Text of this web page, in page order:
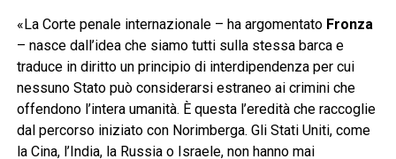
«La Corte penale internazionale – ha argomentato Fronza
– nasce dall’idea che siamo tutti sulla stessa barca e
traduce in diritto un principio di interdipendenza per cui
nessuno Stato può considerarsi estraneo ai crimini che
offendono l’intera umanità. È questa l’eredità che raccoglie
dal percorso iniziato con Norimberga. Gli Stati Uniti, come
la Cina, l’India, la Russia o Israele, non hanno mai